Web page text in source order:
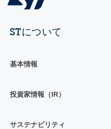
STについて
基本情報
投資家情報（IR）
サステナビリティ